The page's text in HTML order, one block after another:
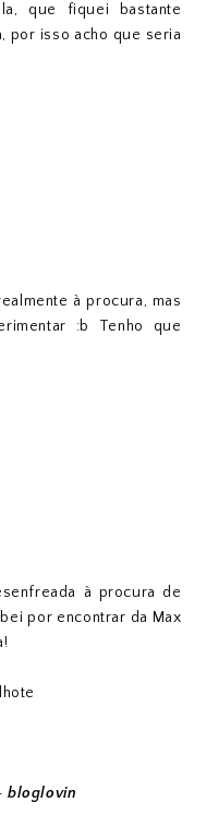
que fiquei bastante
por isso acho que seria
à procura, mas
:b Tenho que
à procura de
por encontrar da Max
bloglovin